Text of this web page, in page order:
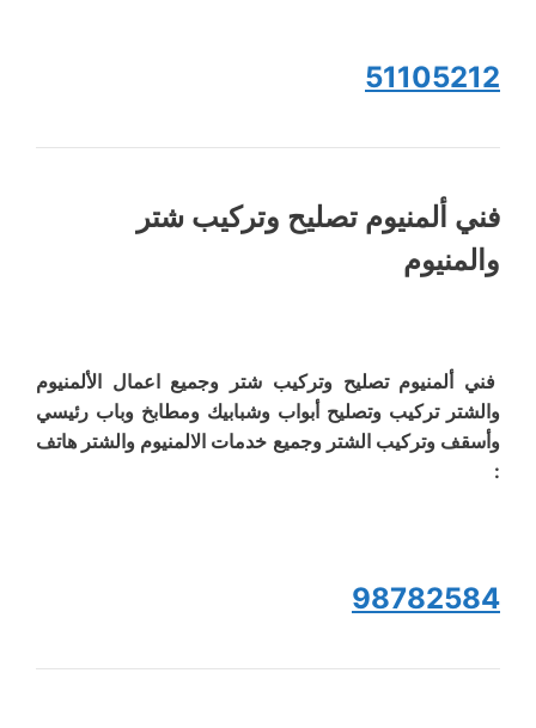
51105212
فني ألمنيوم تصليح وتركيب شتر
والمنيوم
فني ألمنيوم تصليح وتركيب شتر وجميع اعمال الألمنيوم
والشتر تركيب وتصليح أبواب وشبابيك ومطابخ وباب رئيسي
وأسقف وتركيب الشتر وجميع خدمات الالمنيوم والشتر هاتف
:
98782584